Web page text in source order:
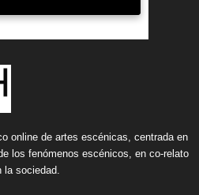
online de artes escénicas, centrada en
los fenómenos escénicos, en co-relato
la sociedad.